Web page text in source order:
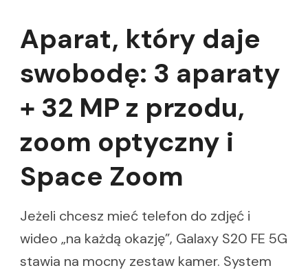
Aparat, który daje
swobodę: 3 aparaty
+ 32 MP z przodu,
zoom optyczny i
Space Zoom
Jeżeli chcesz mieć telefon do zdjęć i
wideo „na każdą okazję”, Galaxy S20 FE 5G
stawia na mocny zestaw kamer. System